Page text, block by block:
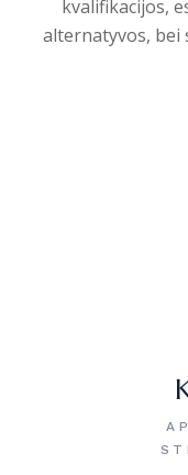
kvalifikacijos,
alternatyvos, bei